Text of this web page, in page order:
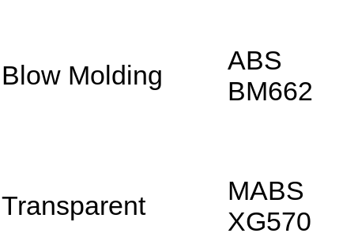
Blow Molding
ABS
BM662
Transparent
MABS
XG570